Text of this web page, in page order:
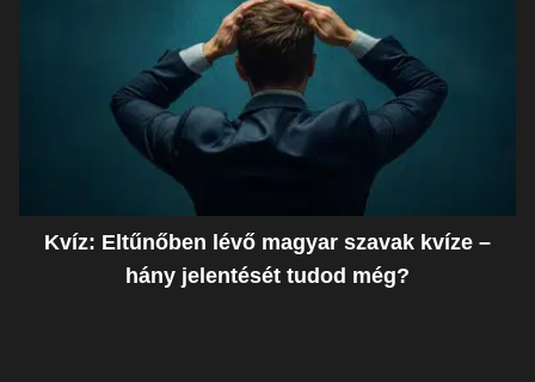
Kvíz: Eltűnőben lévő magyar szavak kvíze –
hány jelentését tudod még?